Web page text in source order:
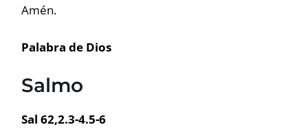
Amén.
Palabra de Dios
Salmo
Sal 62,2.3-4.5-6